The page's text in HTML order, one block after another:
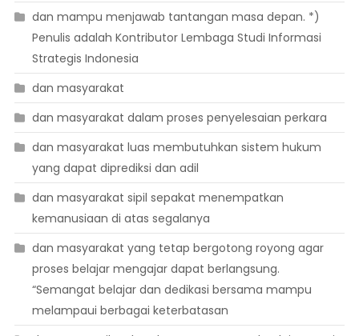
dan mampu menjawab tantangan masa depan. *)
Penulis adalah Kontributor Lembaga Studi Informasi
Strategis Indonesia
dan masyarakat
dan masyarakat dalam proses penyelesaian perkara
dan masyarakat luas membutuhkan sistem hukum
yang dapat diprediksi dan adil
dan masyarakat sipil sepakat menempatkan
kemanusiaan di atas segalanya
dan masyarakat yang tetap bergotong royong agar
proses belajar mengajar dapat berlangsung.
“Semangat belajar dan dedikasi bersama mampu
melampaui berbagai keterbatasan